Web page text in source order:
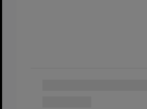
Không để xe tiếp xúc với
🎁 Thích hợp làm quà